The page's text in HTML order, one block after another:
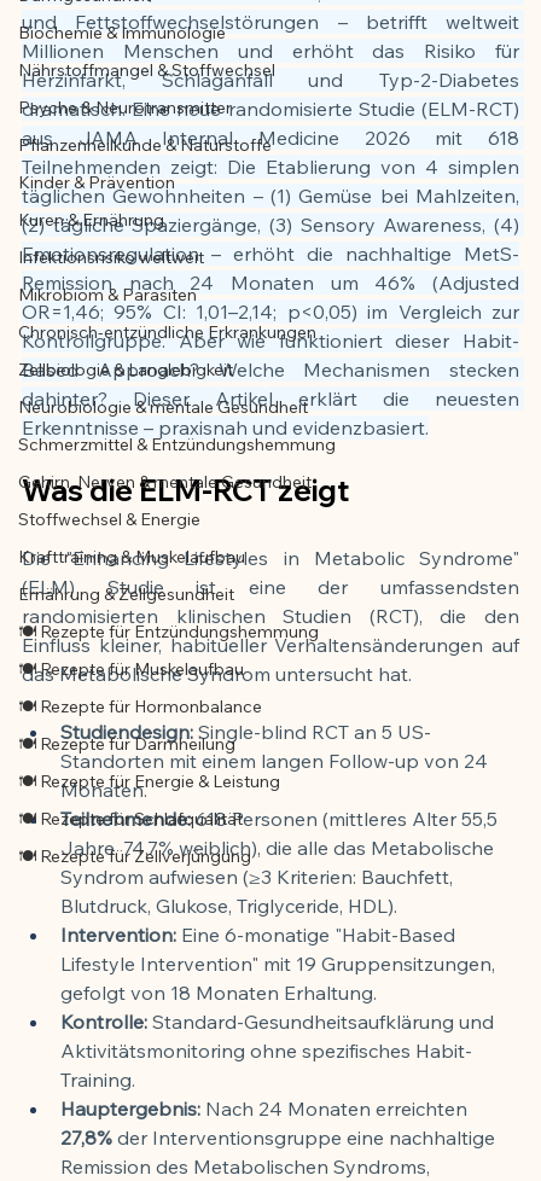
Der Artikel wurde mit Unterstützung von
KI erstellt und redaktionell geprüft vom
angegebenen Autor
Biochemie & Immunologie
Nährstoffmangel & Stoffwechsel
Psyche & Neurotransmitter
Pflanzenheilkunde & Naturstoffe
Kinder & Prävention
Kuren & Ernährung
Infektionsrisiko weltweit
Mikrobiom & Parasiten
Chronisch-entzündliche Erkrankungen
Zellbiologie & Langlebigkeit
Neurobiologie & mentale Gesundheit
Schmerzmittel & Entzündungshemmung
Gehirn, Nerven & mentale Gesundheit
Stoffwechsel & Energie
Krafttraining & Muskelaufbau
Ernährung & Zellgesundheit
🍽️ Rezepte für Entzündungshemmung
🍽️ Rezepte für Muskelaufbau
🍽️ Rezepte für Hormonbalance
🍽️ Rezepte für Darmheilung
🍽️ Rezepte für Energie & Leistung
🍽️ Rezepte für Schlafqualität
🍽️ Rezepte für Zellverjüngung
und Fettstoffwechselstörungen – betrifft weltweit
Millionen Menschen und erhöht das Risiko für
Herzinfarkt, Schlaganfall und Typ-2-Diabetes
dramatisch. Eine neue randomisierte Studie (ELM-RCT)
aus JAMA Internal Medicine 2026 mit 618
Teilnehmenden zeigt: Die Etablierung von 4 simplen
täglichen Gewohnheiten – (1) Gemüse bei Mahlzeiten,
(2) tägliche Spaziergänge, (3) Sensory Awareness, (4)
Emotionsregulation – erhöht die nachhaltige MetS-
Remission nach 24 Monaten um 46% (Adjusted
OR=1,46; 95% CI: 1,01–2,14; p<0,05) im Vergleich zur
Kontrollgruppe. Aber wie funktioniert dieser Habit-
Based Approach? Welche Mechanismen stecken
dahinter? Dieser Artikel erklärt die neuesten
Erkenntnisse – praxisnah und evidenzbasiert.
Was die ELM-RCT zeigt
Die "Enhancing Lifestyles in Metabolic Syndrome"
(ELM) Studie ist eine der umfassendsten
randomisierten klinischen Studien (RCT), die den
Einfluss kleiner, habitueller Verhaltensänderungen auf
das Metabolische Syndrom untersucht hat.
Studiendesign: Single-blind RCT an 5 US-
Standorten mit einem langen Follow-up von 24
Monaten.
Teilnehmende: 618 Personen (mittleres Alter 55,5
Jahre, 74,7% weiblich), die alle das Metabolische
Syndrom aufwiesen (≥3 Kriterien: Bauchfett,
Blutdruck, Glukose, Triglyceride, HDL).
Intervention: Eine 6-monatige "Habit-Based
Lifestyle Intervention" mit 19 Gruppensitzungen,
gefolgt von 18 Monaten Erhaltung.
Kontrolle: Standard-Gesundheitsaufklärung und
Aktivitätsmonitoring ohne spezifisches Habit-
Training.
Hauptergebnis: Nach 24 Monaten erreichten
27,8% der Interventionsgruppe eine nachhaltige
Remission des Metabolischen Syndroms,